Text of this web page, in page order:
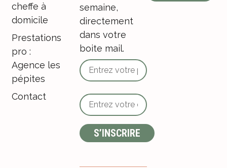
cheffe à
domicile
Prestations
pro :
Agence les
pépites
Contact
semaine,
directement
dans votre
boite mail.